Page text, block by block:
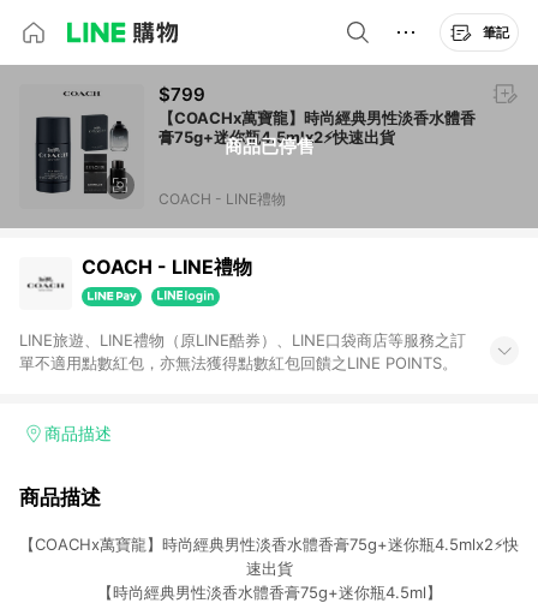
筆記
商品已停售
$799
【COACHx萬寶龍】時尚經典男性淡香水體香
膏75g+迷你瓶4.5mlx2⚡快速出貨
COACH - LINE禮物
COACH - LINE禮物
LINE旅遊、LINE禮物（原LINE酷券）、LINE口袋商店等服務之訂
單不適用點數紅包，亦無法獲得點數紅包回饋之LINE POINTS。
商品描述
商品描述
【COACHx萬寶龍】時尚經典男性淡香水體香膏75g+迷你瓶4.5mlx2⚡快
速出貨
【時尚經典男性淡香水體香膏75g+迷你瓶4.5ml】